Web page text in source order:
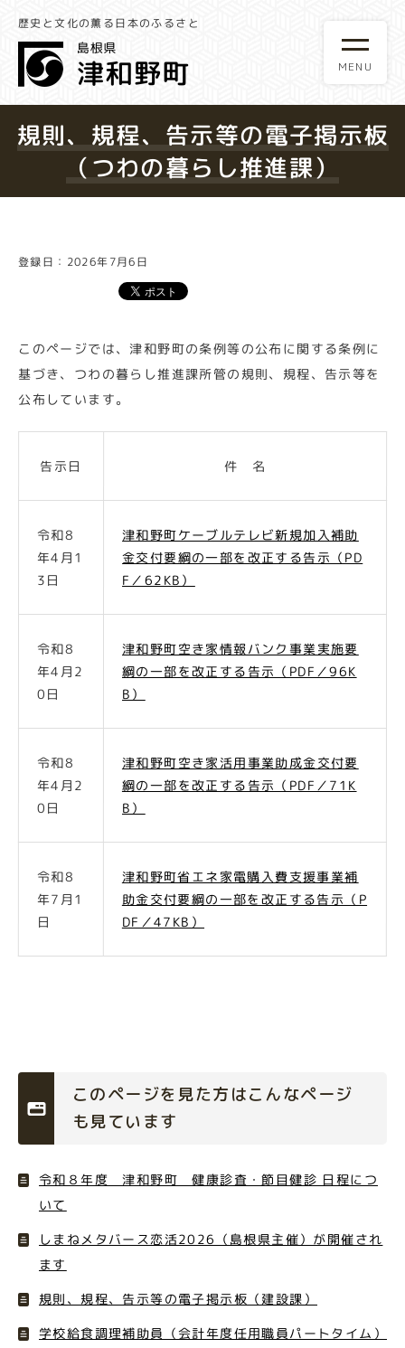
歴史と文化の薫る日本のふるさと
規則、規程、告示等の電子掲示板
（つわの暮らし推進課）
登録日：2026年7月6日
このページでは、津和野町の条例等の公布に関する条例に
基づき、つわの暮らし推進課所管の規則、規程、告示等を
公布しています。
告示日 件 名
令和8
年4月1
3日
津和野町ケーブルテレビ新規加入補助
金交付要綱の一部を改正する告示（PD
F／62KB）
令和8
年4月2
0日
津和野町空き家情報バンク事業実施要
綱の一部を改正する告示（PDF／96K
B）
令和8
年4月2
0日
津和野町空き家活用事業助成金交付要
綱の一部を改正する告示（PDF／71K
B）
令和8
年7月1
日
津和野町省エネ家電購入費支援事業補
助金交付要綱の一部を改正する告示（P
DF／47KB）
このページを見た方はこんなページ
も見ています
令和８年度 津和野町 健康診査・節目健診 日程につ
いて
しまねメタバース恋活2026（島根県主催）が開催され
ます
規則、規程、告示等の電子掲示板（建設課）
学校給食調理補助員（会計年度任用職員パートタイム）